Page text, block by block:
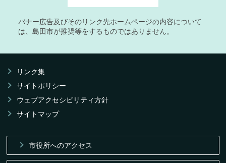
バナー広告及びそのリンク先ホームページの内容について
は、島田市が推奨等をするものではありません。
リンク集
サイトポリシー
ウェブアクセシビリティ方針
サイトマップ
市役所へのアクセス